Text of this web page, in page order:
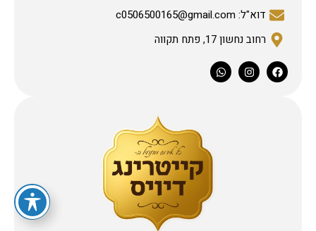
דוא"ל: c0506500165@gmail.com
רחוב נחשון 17, פתח תקווה